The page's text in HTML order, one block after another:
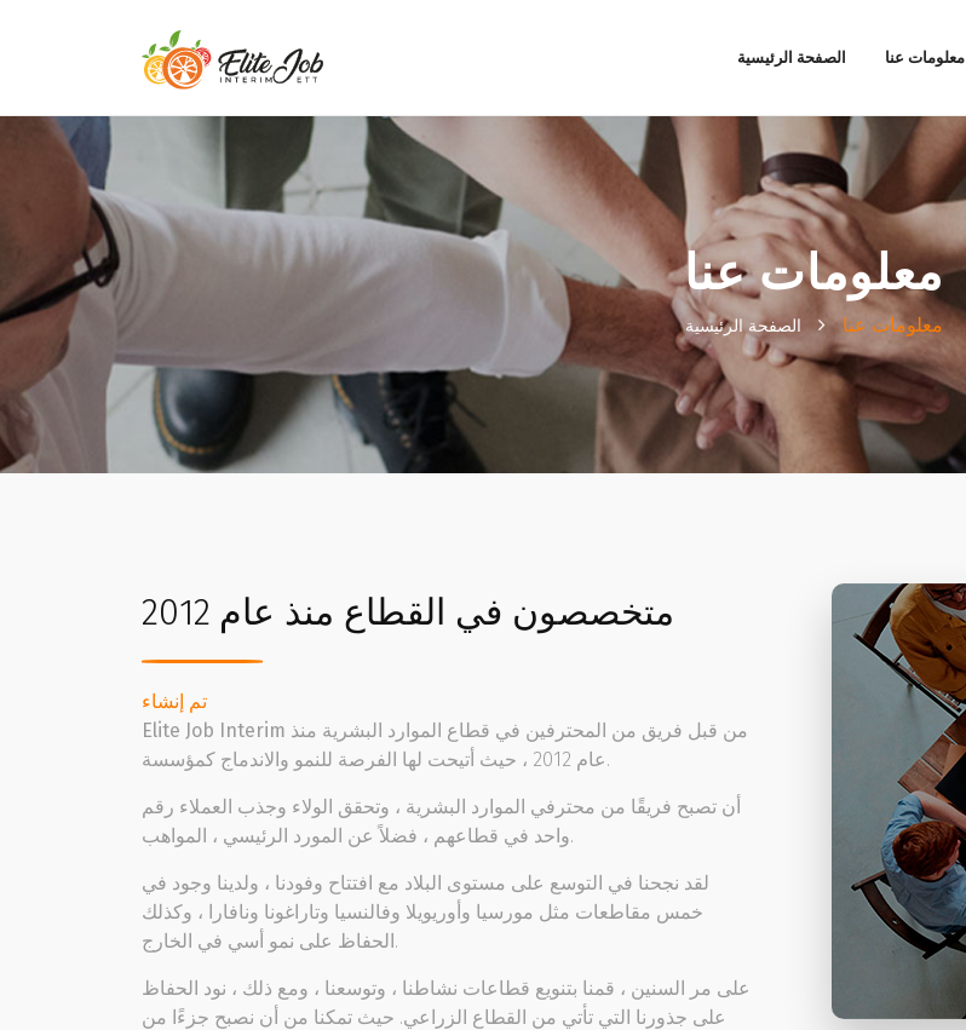
الصفحة الرئيسية معلومات عنا
معلومات عنا
الصفحة الرئيسية معلومات عنا
متخصصون في القطاع منذ عام 2012
تم إنشاء
Elite Job Interim من قبل فريق من المحترفين في قطاع الموارد البشرية منذ
عام 2012 ، حيث أتيحت لها الفرصة للنمو والاندماج كمؤسسة.
أن تصبح فريقًا من محترفي الموارد البشرية ، وتحقق الولاء وجذب العملاء رقم
واحد في قطاعهم ، فضلاً عن المورد الرئيسي ، المواهب.
لقد نجحنا في التوسع على مستوى البلاد مع افتتاح وفودنا ، ولدينا وجود في
خمس مقاطعات مثل مورسيا وأوريويلا وفالنسيا وتاراغونا ونافارا ، وكذلك
الحفاظ على نمو أسي في الخارج.
على مر السنين ، قمنا بتنويع قطاعات نشاطنا ، وتوسعنا ، ومع ذلك ، نود الحفاظ
على جذورنا التي تأتي من القطاع الزراعي. حيث تمكنا من أن نصبح جزءًا من